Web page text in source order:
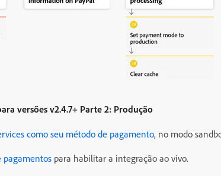
versões v2.4.7+ Parte 2: Produção
como seu método de pagamento, no modo
pagamentos para habilitar a integração ao vivo.